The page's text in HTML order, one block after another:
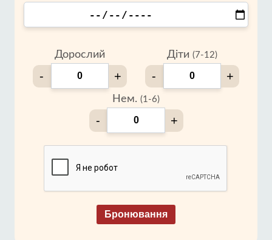
Дорослий
- +
Діти (7-12)
- +
Нем. (1-6)
- +
Бронювання